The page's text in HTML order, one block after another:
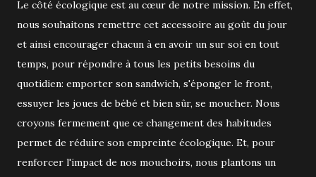
Le côté écologique est au cœur de notre mission. En effet,
nous souhaitons remettre cet accessoire au goût du jour
et ainsi encourager chacun à en avoir un sur soi en tout
temps, pour répondre à tous les petits besoins du
quotidien: emporter son sandwich, s'éponger le front,
essuyer les joues de bébé et bien sûr, se moucher. Nous
croyons fermement que ce changement des habitudes
permet de réduire son empreinte écologique. Et, pour
renforcer l'impact de nos mouchoirs, nous plantons un